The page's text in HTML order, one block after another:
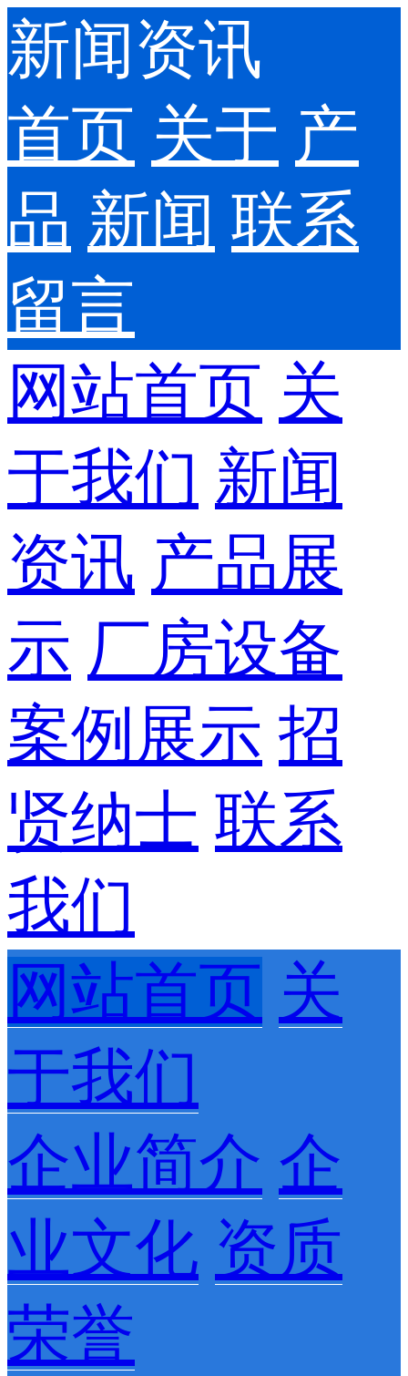
新闻资讯
首页 关于 产
品 新闻 联系
留言
网站首页 关
于我们 新闻
资讯 产品展
示 厂房设备
案例展示 招
贤纳士 联系
我们
网站首页 关
于我们
企业简介 企
业文化 资质
荣誉